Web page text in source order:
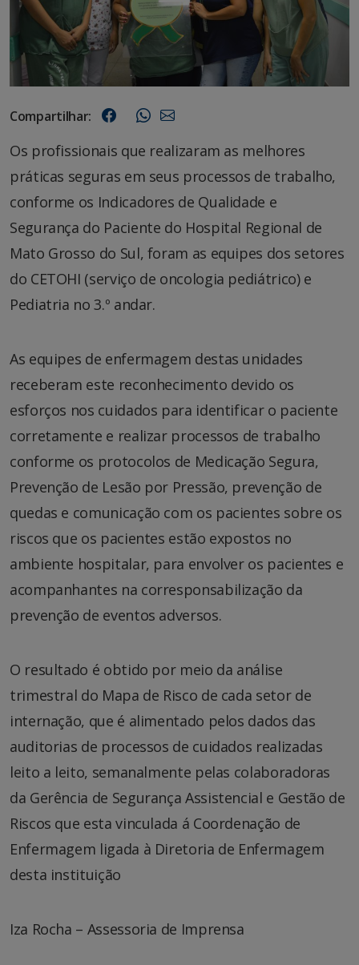
Compartilhar:
Os profissionais que realizaram as melhores
práticas seguras em seus processos de trabalho,
conforme os Indicadores de Qualidade e
Segurança do Paciente do Hospital Regional de
Mato Grosso do Sul, foram as equipes dos setores
do CETOHI (serviço de oncologia pediátrico) e
Pediatria no 3.º andar.
As equipes de enfermagem destas unidades
receberam este reconhecimento devido os
esforços nos cuidados para identificar o paciente
corretamente e realizar processos de trabalho
conforme os protocolos de Medicação Segura,
Prevenção de Lesão por Pressão, prevenção de
quedas e comunicação com os pacientes sobre os
riscos que os pacientes estão expostos no
ambiente hospitalar, para envolver os pacientes e
acompanhantes na corresponsabilização da
prevenção de eventos adversos.
O resultado é obtido por meio da análise
trimestral do Mapa de Risco de cada setor de
internação, que é alimentado pelos dados das
auditorias de processos de cuidados realizadas
leito a leito, semanalmente pelas colaboradoras
da Gerência de Segurança Assistencial e Gestão de
Riscos que esta vinculada á Coordenação de
Enfermagem ligada à Diretoria de Enfermagem
desta instituição
Iza Rocha – Assessoria de Imprensa